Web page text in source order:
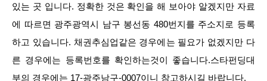
있는 곳 입니다. 정확한 것은 확인을 해 보아야 알겠지만 자료
에 따르면 광주광역시 남구 봉선동 480번지를 주소지로 등록
하고 있습니다. 채권추심업같은 경우에는 필요가 없겠지만 다
른 경우에는 등록번호를 확인하는것이 좋습니다.스타펀딩대
부의 경우에는 17-광주남구-0007이니 참고하시길 바랍니다.